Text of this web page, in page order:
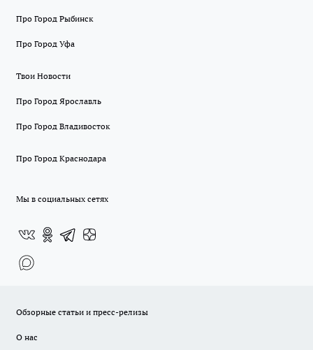
Про Город Рыбинск
Про Город Уфа
Твои Новости
Про Город Ярославль
Про Город Владивосток
Про Город Краснодара
Мы в социальных сетях
Обзорные статьи и пресс-релизы
О нас